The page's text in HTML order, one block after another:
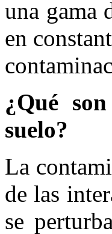
una gama
en
¿Qué
suelo?
La
de las
se